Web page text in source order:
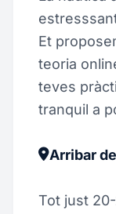
Et
teoria
teves
tranquil a
Arribar
Tot just